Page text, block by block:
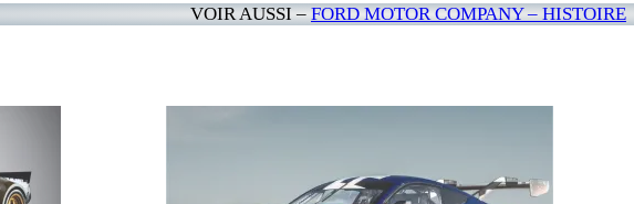
VOIR AUSSI –FORD MOTOR COMPANY – HISTOIRE